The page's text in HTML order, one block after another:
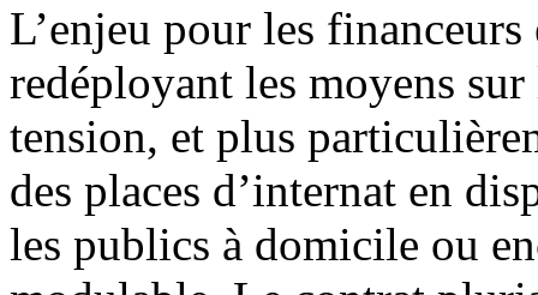
L’enjeu pour les
redéployant les moyens
tension, et plus
des places d’internat en
les publics à domicile ou